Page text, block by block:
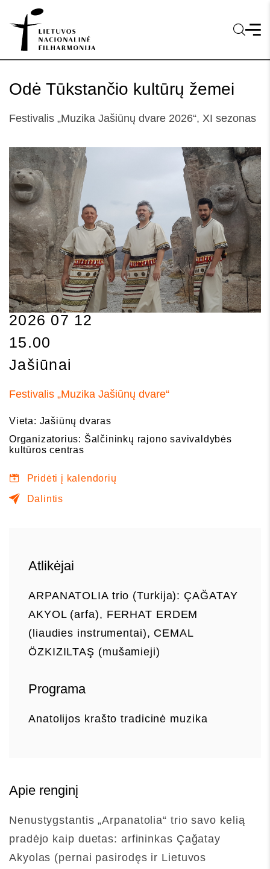
Odė Tūkstančio kultūrų žemei
Festivalis „Muzika Jašiūnų dvare 2026“, XI sezonas
2026 07 12
15.00
Jašiūnai
Festivalis „Muzika Jašiūnų dvare“
Vieta: Jašiūnų dvaras
Organizatorius: Šalčininkų rajono savivaldybės
kultūros centras
Pridėti į kalendorių
Dalintis
Atlikėjai
ARPANATOLIA trio (Turkija): ÇAĞATAY
AKYOL (arfa), FERHAT ERDEM
(liaudies instrumentai), CEMAL
ÖZKIZILTAŞ (mušamieji)
Programa
Anatolijos krašto tradicinė muzika
Apie renginį
Nenustygstantis „Arpanatolia“ trio savo kelią
pradėjo kaip duetas: arfininkas Çağatay
Akyolas (pernai pasirodęs ir Lietuvos